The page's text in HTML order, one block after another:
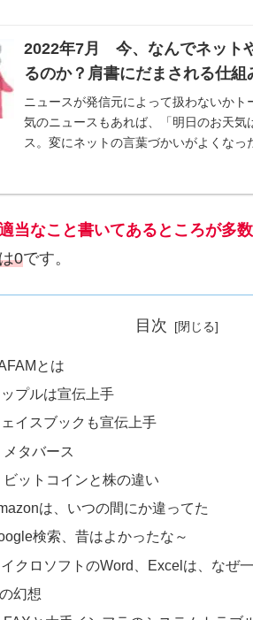
2022年7月 今、なんでネット
るのか？肩書にだまされる仕組
ニュースが発信元によって扱わないか
気のニュースもあれば、「明日のお天
ス。変にネットの言葉づかいがよくなっ
当なこと書いてあるところが多数
0です。
目次
とは
プルは宣伝上手
イスブックも宣伝上手
メタバース
ビットコインと株の違い
は、いつの間にか違ってた
検索、昔はよかったな～
クロソフトのWord、Excelは、なぜ
幻想